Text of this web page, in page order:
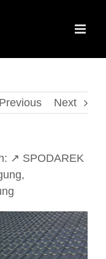
Previous Next
↗️ SPODAREK